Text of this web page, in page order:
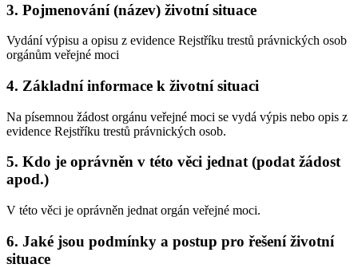
3. Pojmenování (název) životní situace
Vydání výpisu a opisu z evidence Rejstříku trestů právnických osob
orgánům veřejné moci
4. Základní informace k životní situaci
Na písemnou žádost orgánu veřejné moci se vydá výpis nebo opis z
evidence Rejstříku trestů právnických osob.
5. Kdo je oprávněn v této věci jednat (podat žádost
apod.)
V této věci je oprávněn jednat orgán veřejné moci.
6. Jaké jsou podmínky a postup pro řešení životní
situace